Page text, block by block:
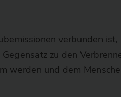
verbunden ist,
zu den
werden und dem